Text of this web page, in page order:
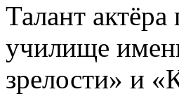
Талант
училище
зрелости» и